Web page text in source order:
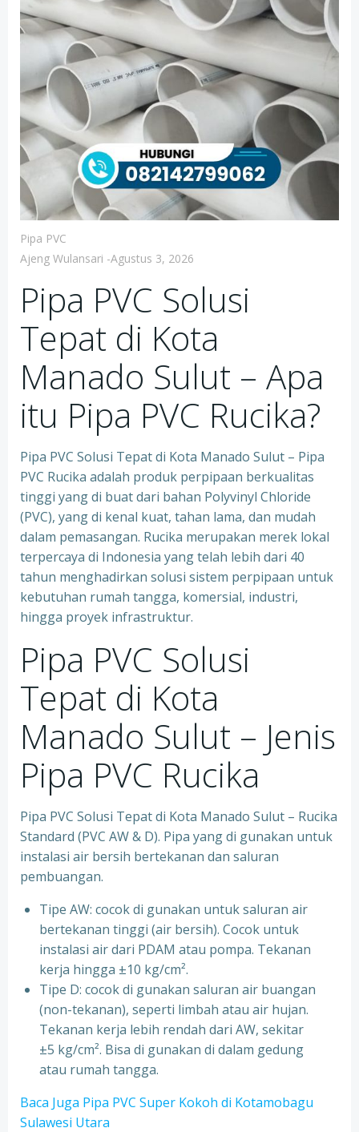
Pipa PVC
Ajeng Wulansari -Agustus 3, 2026
Pipa PVC Solusi
Tepat di Kota
Manado Sulut – Apa
itu Pipa PVC Rucika?
Pipa PVC Solusi Tepat di Kota Manado Sulut – Pipa
PVC Rucika adalah produk perpipaan berkualitas
tinggi yang di buat dari bahan Polyvinyl Chloride
(PVC), yang di kenal kuat, tahan lama, dan mudah
dalam pemasangan. Rucika merupakan merek lokal
terpercaya di Indonesia yang telah lebih dari 40
tahun menghadirkan solusi sistem perpipaan untuk
kebutuhan rumah tangga, komersial, industri,
hingga proyek infrastruktur.
Pipa PVC Solusi
Tepat di Kota
Manado Sulut – Jenis
Pipa PVC Rucika
Pipa PVC Solusi Tepat di Kota Manado Sulut – Rucika
Standard (PVC AW & D). Pipa yang di gunakan untuk
instalasi air bersih bertekanan dan saluran
pembuangan.
Tipe AW: cocok di gunakan untuk saluran air
bertekanan tinggi (air bersih). Cocok untuk
instalasi air dari PDAM atau pompa. Tekanan
kerja hingga ±10 kg/cm².
Tipe D: cocok di gunakan saluran air buangan
(non-tekanan), seperti limbah atau air hujan.
Tekanan kerja lebih rendah dari AW, sekitar
±5 kg/cm². Bisa di gunakan di dalam gedung
atau rumah tangga.
Baca Juga Pipa PVC Super Kokoh di Kotamobagu
Sulawesi Utara